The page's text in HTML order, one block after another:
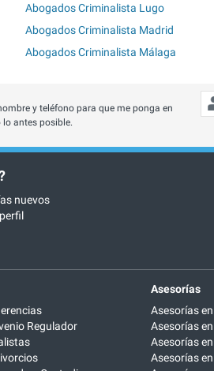
Abogados Criminalista Lugo
Abogados Criminalista Madrid
Abogados Criminalista Málaga
y teléfono para que me ponga en
antes posible.
nuevos
Regulador
Asesorías
Asesorías
Asesorías
Asesorías
Asesorías